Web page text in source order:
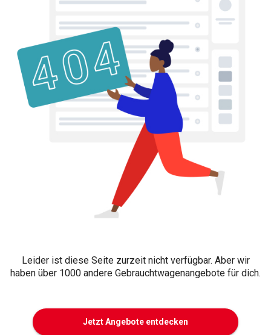
Leider ist diese Seite zurzeit nicht verfügbar. Aber wir
haben über 1000 andere Gebrauchtwagenangebote für dich.
Jetzt Angebote entdecken